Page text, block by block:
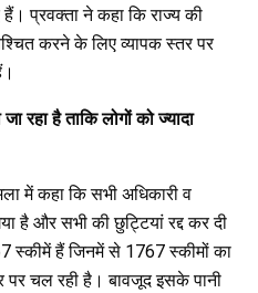
प्रवक्ता ने कहा कि राज्य की
करने के लिए व्यापक स्तर पर
रहा है ताकि लोगों को ज्यादा
में कहा कि सभी अधिकारी व
है और सभी की छुट्टियां रद्द कर दी
स्कीमें हैं जिनमें से 1767 स्कीमों का
पर चल रही है। बावजूद इसके पानी